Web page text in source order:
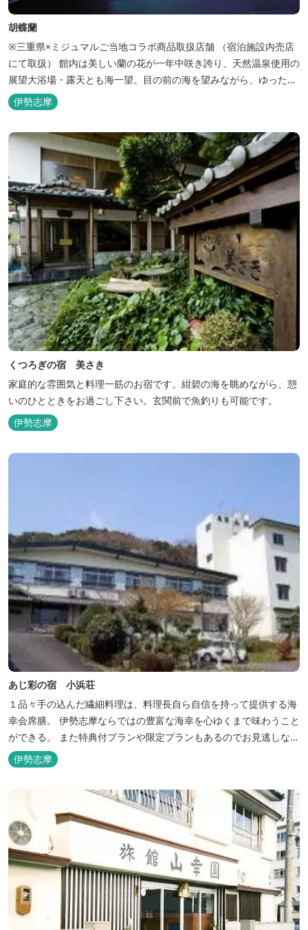
胡蝶蘭
※三重県×ミジュマルご当地コラボ商品取扱店舗 （宿泊施設内売店
にて取扱） 館内は美しい蘭の花が一年中咲き誇り、天然温泉使用の
展望大浴場・露天とも海一望。目の前の海を望みながら、ゆったり
とした時間をお過ごし下さい。
伊勢志摩
くつろぎの宿 美さき
家庭的な雰囲気と料理一筋のお宿です。紺碧の海を眺めながら、憩
いのひとときをお過ごし下さい。玄関前で魚釣りも可能です。
伊勢志摩
あじ彩の宿 小浜荘
１品々手の込んだ繊細料理は、料理長自ら自信を持って提供する海
幸会席膳。 伊勢志摩ならではの豊富な海幸を心ゆくまで味わうこと
ができる。 また特典付プランや限定プランもあるのでお見逃しな
く。
伊勢志摩